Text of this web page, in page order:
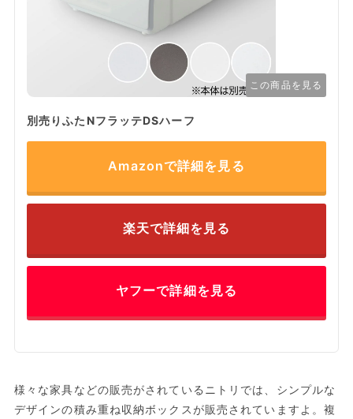
この商品を見る
別売りふたNフラッテDSハーフ
Amazonで詳細を見る
楽天で詳細を見る
ヤフーで詳細を見る
様々な家具などの販売がされているニトリでは、シンプルな
デザインの積み重ね収納ボックスが販売されていますよ。複